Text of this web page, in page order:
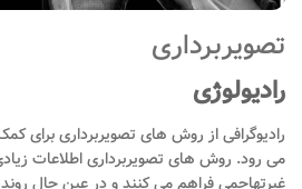
تصویربرداری
رادیولوژی
رادیوگرافی از روش های تصویربرداری برای
می رود. روش های تصویربرداری اطلاعات
غیرتهاجمی فراهم می کنند و در عین حال روند